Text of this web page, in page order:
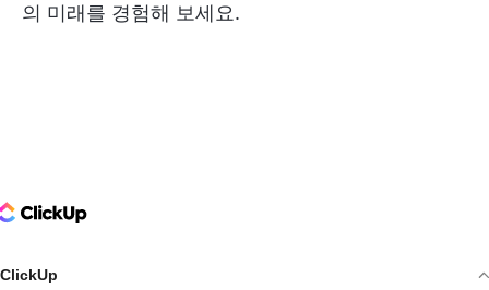
의 미래를 경험해 보세요.
Logo
ClickUp